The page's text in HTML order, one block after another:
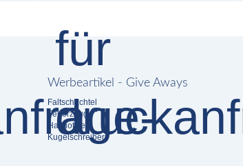
Werbeartikel - Give Aways
Faltschachtel
Feuerzeug
Haftnotizen
Kugelschreiber